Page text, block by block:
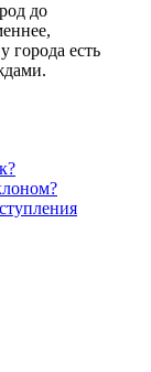
до
города есть